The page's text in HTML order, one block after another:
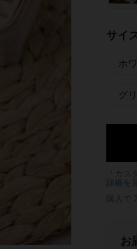
サイ
ホ
グ
詳細を
7
お